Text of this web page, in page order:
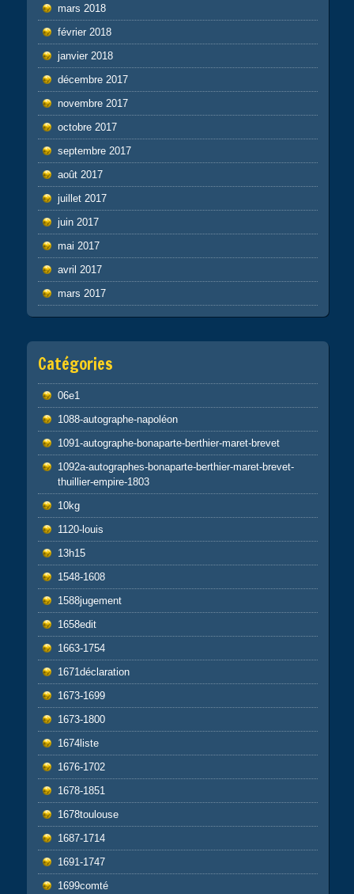
mars 2018
février 2018
janvier 2018
décembre 2017
novembre 2017
octobre 2017
septembre 2017
août 2017
juillet 2017
juin 2017
mai 2017
avril 2017
mars 2017
Catégories
06e1
1088-autographe-napoléon
1091-autographe-bonaparte-berthier-maret-brevet
1092a-autographes-bonaparte-berthier-maret-brevet-
thuillier-empire-1803
10kg
1120-louis
13h15
1548-1608
1588jugement
1658edit
1663-1754
1671déclaration
1673-1699
1673-1800
1674liste
1676-1702
1678-1851
1678toulouse
1687-1714
1691-1747
1699comté